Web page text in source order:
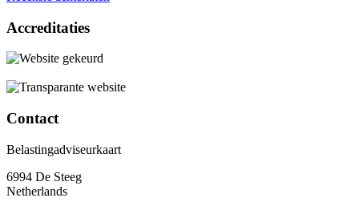
Accreditaties
Contact
Belastingadviseurkaart
6994 De Steeg
Netherlands